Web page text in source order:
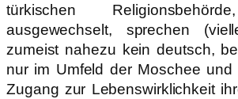
türkischen
ausgewechselt, sprechen
zumeist nahezu kein deutsch,
nur im Umfeld der Moschee
Zugang zur Lebenswirklichkeit